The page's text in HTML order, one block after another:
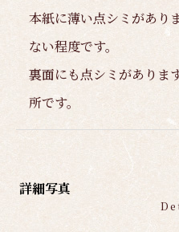
本紙に薄い点シミがあり
ない程度です。
裏面にも点シミがありま
所です。
詳細写真